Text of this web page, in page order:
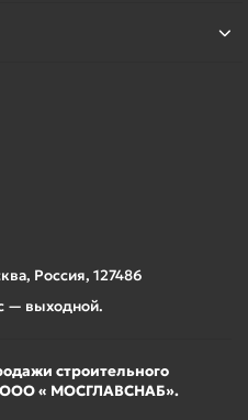
Россия, 127486
— выходной.
строительного
ООО « МОСГЛАВСНАБ».